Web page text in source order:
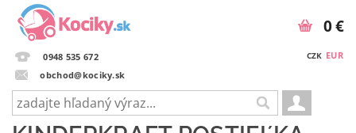
0948 535 672
obchod@kociky.sk
CZK EUR
0 €